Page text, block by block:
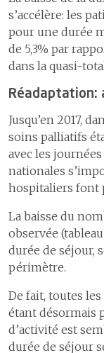
s’accélère: les
pour une durée
de 5,3% par
dans la quasi-
Jusqu’en 2017,
soins palliatifs
avec les
nationales
hospitaliers font
La baisse du
observée
durée de séjour,
périmètre.
De fait, toutes
étant désormais
d’activité est
durée de séjour